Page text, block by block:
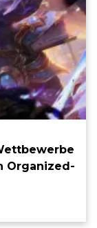
Organized-